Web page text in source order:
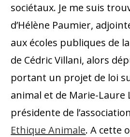
sociétaux. Je me suis
d’Hélène Paumier,
aux écoles publiques de
de Cédric Villani, alors
portant un projet de loi
animal et de Marie-Laure
présidente de l’association
Ethique Animale. A cette